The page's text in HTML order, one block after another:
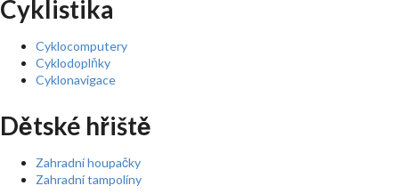
Cyklistika
Cyklocomputery
Cyklodoplňky
Cyklonavigace
Dětské hřiště
Zahradní houpačky
Zahradní tampolíny